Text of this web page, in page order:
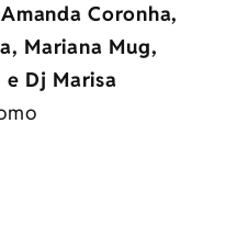
Coronha,
Mariana Mug,
Dj Marisa